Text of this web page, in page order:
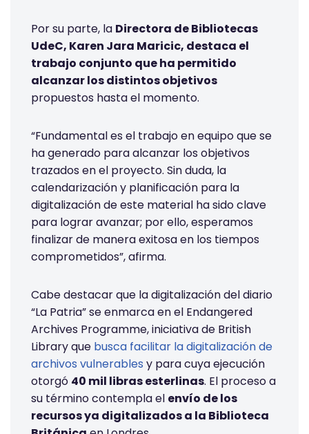
Por su parte, la Directora de Bibliotecas
UdeC, Karen Jara Maricic, destaca el
trabajo conjunto que ha permitido
alcanzar los distintos objetivos
propuestos hasta el momento.
“Fundamental es el trabajo en equipo que se
ha generado para alcanzar los objetivos
trazados en el proyecto. Sin duda, la
calendarización y planificación para la
digitalización de este material ha sido clave
para lograr avanzar; por ello, esperamos
finalizar de manera exitosa en los tiempos
comprometidos”, afirma.
Cabe destacar que la digitalización del diario
“La Patria” se enmarca en el Endangered
Archives Programme, iniciativa de British
Library que busca facilitar la digitalización de
archivos vulnerables y para cuya ejecución
otorgó 40 mil libras esterlinas. El proceso a
su término contempla el envío de los
recursos ya digitalizados a la Biblioteca